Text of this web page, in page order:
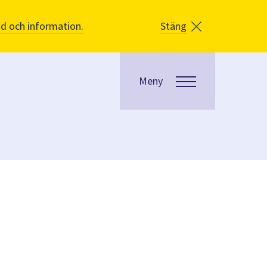
och information. Stäng
Meny